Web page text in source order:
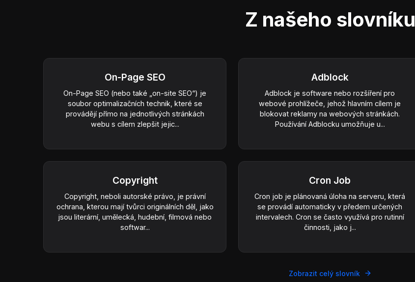
Z našeho slovníku
On-Page SEO
On-Page SEO (nebo také „on-site SEO“) je
soubor optimalizačních technik, které se
provádějí přímo na jednotlivých stránkách
webu s cílem zlepšit jejic...
Adblock
Adblock je software nebo rozšíření pro
webové prohlížeče, jehož hlavním cílem je
blokovat reklamy na webových stránkách.
Používání Adblocku umožňuje u...
Copyright
Copyright, neboli autorské právo, je právní
ochrana, kterou mají tvůrci originálních děl, jako
jsou literární, umělecká, hudební, filmová nebo
softwar...
Cron Job
Cron job je plánovaná úloha na serveru, která
se provádí automaticky v předem určených
intervalech. Cron se často využívá pro rutinní
činnosti, jako j...
Zobrazit celý slovník